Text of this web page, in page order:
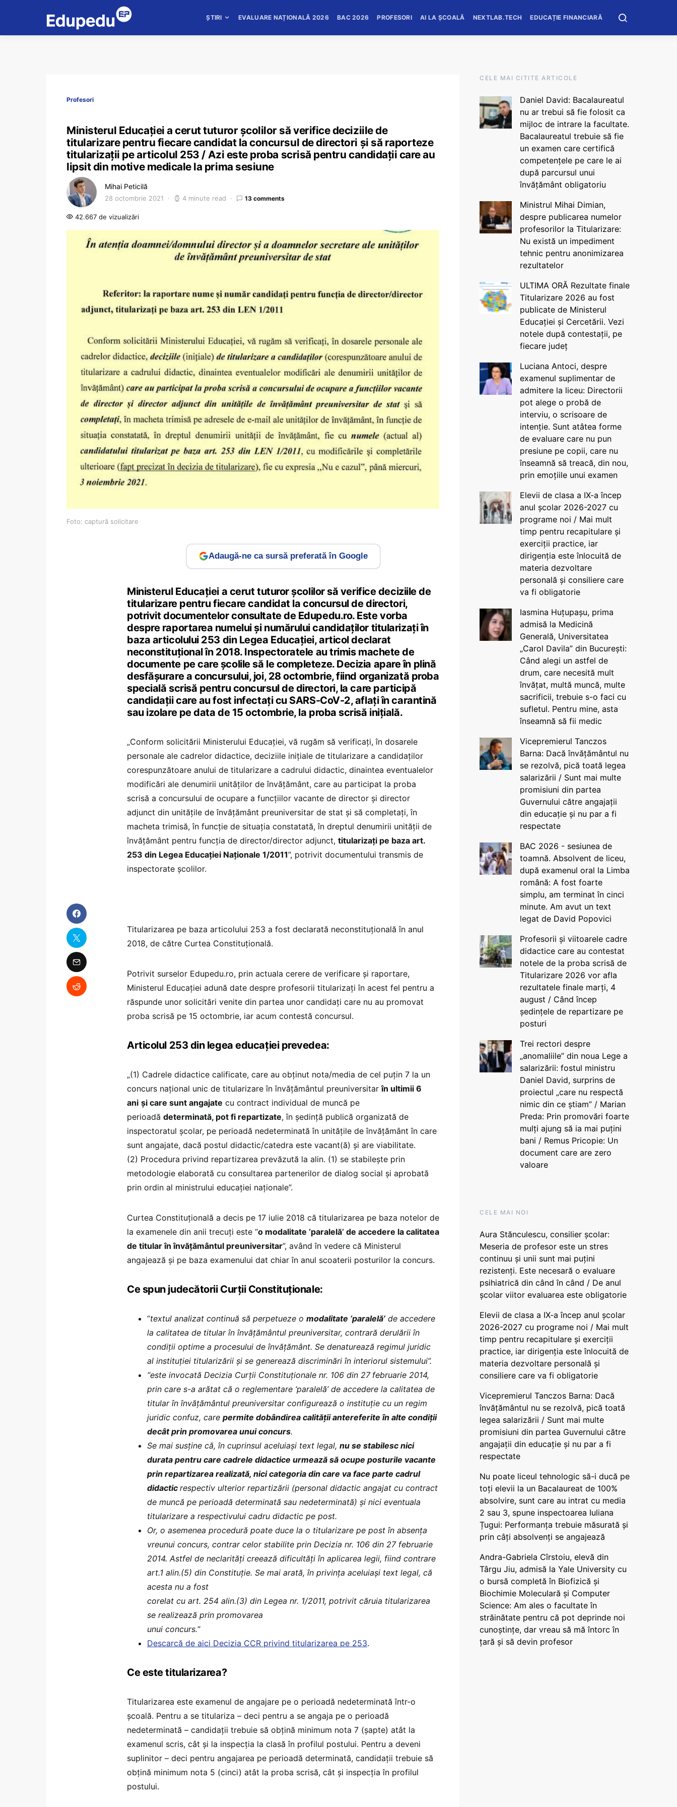
ȘTIRI EVALUARE NAȚIONALĂ 2026 BAC 2026 PROFESORI AI LA ȘCOALĂ NEXTLAB.TECH EDUCAȚIE FINANCIARĂ
Profesori
Ministerul Educației a cerut tuturor școlilor să verifice deciziile de
titularizare pentru fiecare candidat la concursul de directori și să raporteze
titularizații pe articolul 253 / Azi este proba scrisă pentru candidații care au
lipsit din motive medicale la prima sesiune
Mihai Peticilă
28 octombrie 2021 4 minute read 13 comments
42.667 de vizualizări
Foto: captură solicitare
Adaugă-ne ca sursă preferată în Google
Ministerul Educației a cerut tuturor școlilor să verifice deciziile de
titularizare pentru fiecare candidat la concursul de directori,
potrivit documentelor consultate de Edupedu.ro. Este vorba
despre raportarea numelui și numărului candidaților titularizați în
baza articolului 253 din Legea Educației, articol declarat
neconstituțional în 2018. Inspectoratele au trimis machete de
documente pe care școlile să le completeze. Decizia apare în plină
desfășurare a concursului, joi, 28 octombrie, fiind organizată proba
specială scrisă pentru concursul de directori, la care participă
candidații care au fost infectați cu SARS-CoV-2, aflați în carantină
sau izolare pe data de 15 octombrie, la proba scrisă inițială.
„Conform solicitării Ministerului Educației, vă rugăm să verificați, în dosarele
personale ale cadrelor didactice, deciziile inițiale de titularizare a candidaților
corespunzătoare anului de titularizare a cadrului didactic, dinaintea eventualelor
modificări ale denumirii unităților de învățământ, care au participat la proba
scrisă a concursului de ocupare a funcțiilor vacante de director și director
adjunct din unitățile de învățământ preuniversitar de stat și să completați, în
macheta trimisă, în funcție de situația constatată, în dreptul denumirii unității de
învățământ pentru funcția de director/director adjunct, titularizați pe baza art.
253 din Legea Educației Naționale 1/2011”, potrivit documentului transmis de
inspectorate școlilor.
Titularizarea pe baza articolului 253 a fost declarată neconstituțională în anul
2018, de către Curtea Constituțională.
Potrivit surselor Edupedu.ro, prin actuala cerere de verificare și raportare,
Ministerul Educației adună date despre profesorii titularizați în acest fel pentru a
răspunde unor solicitări venite din partea unor candidați care nu au promovat
proba scrisă pe 15 octombrie, iar acum contestă concursul.
Articolul 253 din legea educației prevedea:
„(1) Cadrele didactice calificate, care au obținut nota/media de cel puțin 7 la un
concurs național unic de titularizare în învățământul preuniversitarîn ultimii 6
ani și care sunt angajate cu contract individual de muncă pe
perioadă determinată, pot fi repartizate, în ședință publică organizată de
inspectoratul școlar, pe perioadă nedeterminată în unitățile de învățământ în care
sunt angajate, dacă postul didactic/catedra este vacant(ă) și are viabilitate.
(2) Procedura privind repartizarea prevăzută la alin. (1) se stabilește prin
metodologie elaborată cu consultarea partenerilor de dialog social și aprobată
prin ordin al ministrului educației naționale”.
Curtea Constituțională a decis pe 17 iulie 2018 că titularizarea pe baza notelor de
la examenele din anii trecuți este “o modalitate ‘paralelă’ de accedere la calitatea
de titular în învățământul preuniversitar”, având în vedere că Ministerul
angajează și pe baza examenului dat chiar în anul scoaterii posturilor la concurs.
Ce spun judecătorii Curții Constituționale:
“textul analizat continuă să perpetueze o modalitate ‘paralelă’ de accedere
la calitatea de titular în învățământul preuniversitar, contrară derulării în
condiții optime a procesului de învățământ. Se denaturează regimul juridic
al instituției titularizării și se generează discriminări în interiorul sistemului”.
“este invocată Decizia Curții Constituționale nr. 106 din 27 februarie 2014,
prin care s-a arătat că o reglementare ‘paralelă’ de accedere la calitatea de
titular în învățământul preuniversitar configurează o instituție cu un regim
juridic confuz, care permite dobândirea calității antereferite în alte condiții
decât prin promovarea unui concurs.
Se mai susține că, în cuprinsul aceluiași text legal, nu se stabilesc nici
durata pentru care cadrele didactice urmează să ocupe posturile vacante
prin repartizarea realizată, nici categoria din care va face parte cadrul
didactic respectiv ulterior repartizării (personal didactic angajat cu contract
de muncă pe perioadă determinată sau nedeterminată) și nici eventuala
titularizare a respectivului cadru didactic pe post.
Or, o asemenea procedură poate duce la o titularizare pe post în absența
vreunui concurs, contrar celor stabilite prin Decizia nr. 106 din 27 februarie
2014. Astfel de neclarități creează dificultăți în aplicarea legii, fiind contrare
art.1 alin.(5) din Constituție. Se mai arată, în privința aceluiași text legal, că
acesta nu a fost
corelat cu art. 254 alin.(3) din Legea nr. 1/2011, potrivit căruia titularizarea
se realizează prin promovarea
unui concurs.“
Descarcă de aici Decizia CCR privind titularizarea pe 253.
Ce este titularizarea?
Titularizarea este examenul de angajare pe o perioadă nedeterminată într-o
școală. Pentru a se titulariza – deci pentru a se angaja pe o perioadă
nedeterminată – candidații trebuie să obțină minimum nota 7 (șapte) atât la
examenul scris, cât și la inspecția la clasă în profilul postului. Pentru a deveni
suplinitor – deci pentru angajarea pe perioadă determinată, candidații trebuie să
obțină minimum nota 5 (cinci) atât la proba scrisă, cât și inspecția în profilul
postului.
CELE MAI CITITE ARTICOLE
Daniel David: Bacalaureatul
nu ar trebui să fie folosit ca
mijloc de intrare la facultate.
Bacalaureatul trebuie să fie
un examen care certifică
competențele pe care le ai
după parcursul unui
învățământ obligatoriu
Ministrul Mihai Dimian,
despre publicarea numelor
profesorilor la Titularizare:
Nu există un impediment
tehnic pentru anonimizarea
rezultatelor
ULTIMA ORĂ Rezultate finale
Titularizare 2026 au fost
publicate de Ministerul
Educației și Cercetării. Vezi
notele după contestații, pe
fiecare județ
Luciana Antoci, despre
examenul suplimentar de
admitere la liceu: Directorii
pot alege o probă de
interviu, o scrisoare de
intenție. Sunt atâtea forme
de evaluare care nu pun
presiune pe copii, care nu
înseamnă să treacă, din nou,
prin emoțiile unui examen
Elevii de clasa a IX-a încep
anul școlar 2026-2027 cu
programe noi / Mai mult
timp pentru recapitulare și
exerciții practice, iar
dirigenția este înlocuită de
materia dezvoltare
personală și consiliere care
va fi obligatorie
Iasmina Huțupașu, prima
admisă la Medicină
Generală, Universitatea
„Carol Davila” din București:
Când alegi un astfel de
drum, care necesită mult
învățat, multă muncă, multe
sacrificii, trebuie s-o faci cu
sufletul. Pentru mine, asta
înseamnă să fii medic
Vicepremierul Tanczos
Barna: Dacă învățământul nu
se rezolvă, pică toată legea
salarizării / Sunt mai multe
promisiuni din partea
Guvernului către angajații
din educație și nu par a fi
respectate
BAC 2026 - sesiunea de
toamnă. Absolvent de liceu,
după examenul oral la Limba
română: A fost foarte
simplu, am terminat în cinci
minute. Am avut un text
legat de David Popovici
Profesorii și viitoarele cadre
didactice care au contestat
notele de la proba scrisă de
Titularizare 2026 vor afla
rezultatele finale marți, 4
august / Când încep
ședințele de repartizare pe
posturi
Trei rectori despre
„anomaliile” din noua Lege a
salarizării: fostul ministru
Daniel David, surprins de
proiectul „care nu respectă
nimic din ce știam” / Marian
Preda: Prin promovări foarte
mulți ajung să ia mai puțini
bani / Remus Pricopie: Un
document care are zero
valoare
CELE MAI NOI
Aura Stănculescu, consilier școlar:
Meseria de profesor este un stres
continuu și unii sunt mai puțini
rezistenți. Este necesară o evaluare
psihiatrică din când în când / De anul
școlar viitor evaluarea este obligatorie
Elevii de clasa a IX-a încep anul școlar
2026-2027 cu programe noi / Mai mult
timp pentru recapitulare și exerciții
practice, iar dirigenția este înlocuită de
materia dezvoltare personală și
consiliere care va fi obligatorie
Vicepremierul Tanczos Barna: Dacă
învățământul nu se rezolvă, pică toată
legea salarizării / Sunt mai multe
promisiuni din partea Guvernului către
angajații din educație și nu par a fi
respectate
Nu poate liceul tehnologic să-i ducă pe
toți elevii la un Bacalaureat de 100%
absolvire, sunt care au intrat cu media
2 sau 3, spune inspectoarea Iuliana
Țugui: Performanța trebuie măsurată și
prin câți absolvenți se angajează
Andra-Gabriela Cîrstoiu, elevă din
Târgu Jiu, admisă la Yale University cu
o bursă completă în Biofizică și
Biochimie Moleculară și Computer
Science: Am ales o facultate în
străinătate pentru că pot deprinde noi
cunoștințe, dar vreau să mă întorc în
țară și să devin profesor